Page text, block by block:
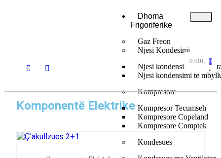
Dhoma
Frigoriferike
Gaz Freon
Njesi Kondesimi
Njesi kondensimi te
Njesi kondensimi te
Kompresore
Kompresor Tecumseh
Kompresore Copeland
Kompresore Comptek
Kondesues
0.00L 0
Komponentë Elektrike